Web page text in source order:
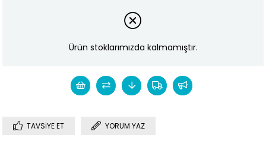
Ürün stoklarımızda kalmamıştır.
TAVSIYE ET YORUM YAZ